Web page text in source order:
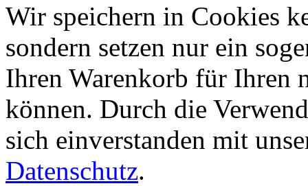
Wir speichern in Cookies
sondern setzen nur ein
Ihren Warenkorb für Ihren
können. Durch die
sich einverstanden mit
Datenschutz.